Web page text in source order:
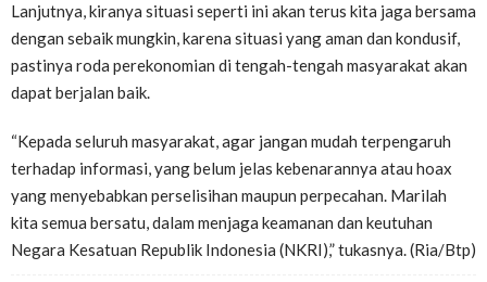
Lanjutnya, kiranya situasi seperti ini akan terus kita jaga bersama
dengan sebaik mungkin, karena situasi yang aman dan kondusif,
pastinya roda perekonomian di tengah-tengah masyarakat akan
dapat berjalan baik.
“Kepada seluruh masyarakat, agar jangan mudah terpengaruh
terhadap informasi, yang belum jelas kebenarannya atau hoax
yang menyebabkan perselisihan maupun perpecahan. Marilah
kita semua bersatu, dalam menjaga keamanan dan keutuhan
Negara Kesatuan Republik Indonesia (NKRI),” tukasnya. (Ria/Btp)